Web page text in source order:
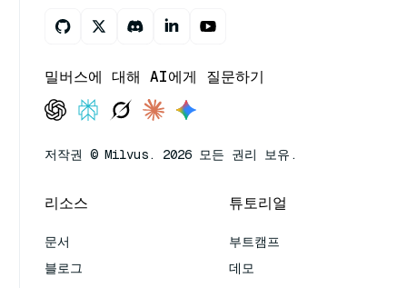
밀버스에 대해 AI에게 질문하기
저작권 © Milvus. 2026 모든 권리 보유.
리소스
문서
블로그
튜토리얼
부트캠프
데모